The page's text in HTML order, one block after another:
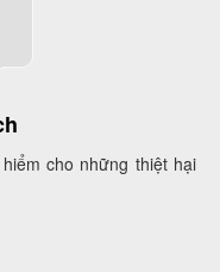
cho những thiệt hại